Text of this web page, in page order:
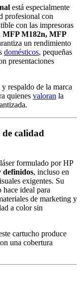
está especialmente
profesional con
con las impresoras
MFP M182n, MFP
un rendimiento
domésticos, pequeñas
presentaciones
respaldo de la marca
quienes valoran la
de calidad
formulado por HP
definidos, incluso en
exigentes. Su
ideal para
de marketing y
a color sin
cartucho produce
una cobertura